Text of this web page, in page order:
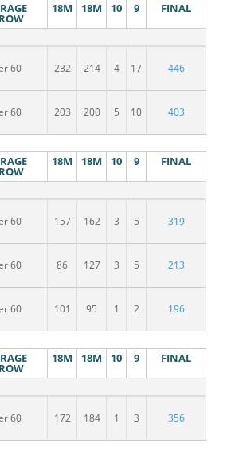
18M 18M 10 9 FINAL
60 232 214 4 17 446
60 203 200 5 10 403
18M 18M 10 9 FINAL
60 157 162 3 5 319
60 86 127 3 5 213
60 101 95 1 2 196
18M 18M 10 9 FINAL
60 172 184 1 3 356